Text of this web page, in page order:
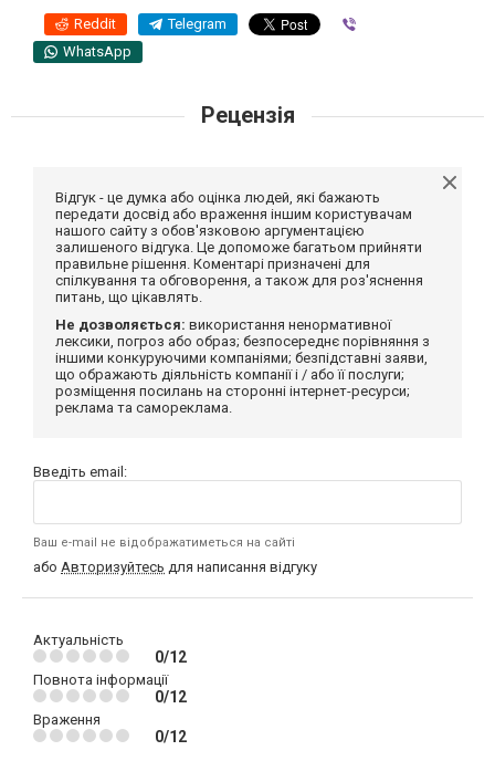
Reddit Telegram
WhatsApp
Рецензія
Відгук - це думка або оцінка людей, які бажають
передати досвід або враження іншим користувачам
нашого сайту з обов'язковою аргументацією
залишеного відгука. Це допоможе багатьом прийняти
правильне рішення. Коментарі призначені для
спілкування та обговорення, а також для роз'яснення
питань, що цікавлять.
Не дозволяється: використання ненормативної
лексики, погроз або образ; безпосереднє порівняння з
іншими конкуруючими компаніями; безпідставні заяви,
що ображають діяльність компанії і / або її послуги;
розміщення посилань на сторонні інтернет-ресурси;
реклама та самореклама.
Введіть email:
Ваш e-mail не відображатиметься на сайті
або Авторизуйтесь для написання відгуку
Актуальність
0/12
Повнота інформації
0/12
Враження
0/12